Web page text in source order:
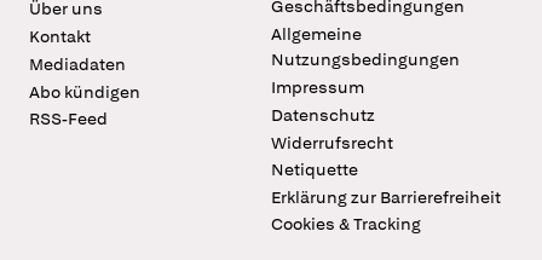
Über uns
Kontakt
Mediadaten
Abo kündigen
RSS-Feed
Geschäftsbedingungen
Allgemeine
Nutzungsbedingungen
Impressum
Datenschutz
Widerrufsrecht
Netiquette
Erklärung zur Barrierefreiheit
Cookies & Tracking